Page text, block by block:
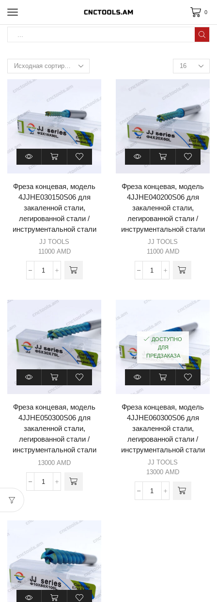
0
Фреза концевая, модель
4JJHE030150S06 для
закаленной стали,
легированной стали /
инструментальной стали
JJ TOOLS
11000 AMD
Фреза концевая, модель
4JJHE040200S06 для
закаленной стали,
легированной стали /
инструментальной стали
JJ TOOLS
11000 AMD
Фреза концевая, модель
4JJHE050300S06 для
закаленной стали,
легированной стали /
инструментальной стали
13000 AMD
ДОСТУПНО
ДЛЯ
ПРЕДЗАКАЗА
Фреза концевая, модель
4JJHE060300S06 для
закаленной стали,
легированной стали /
инструментальной стали
JJ TOOLS
13000 AMD